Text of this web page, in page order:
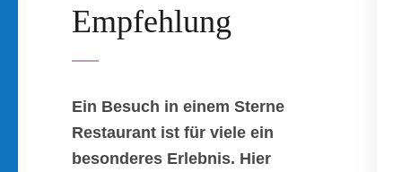
Empfehlung
Ein Besuch in einem Sterne
Restaurant ist für viele ein
besonderes Erlebnis. Hier